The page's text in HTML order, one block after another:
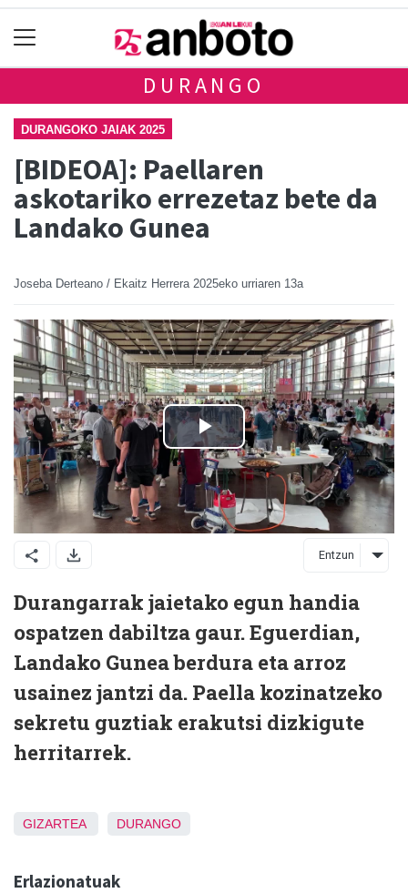
DURANGO
DURANGOKO JAIAK 2025
[BIDEOA]: Paellaren
askotariko errezetaz bete da
Landako Gunea
Joseba Derteano / Ekaitz Herrera 2025eko urriaren 13a
Entzun
Durangarrak jaietako egun handia
ospatzen dabiltza gaur. Eguerdian,
Landako Gunea berdura eta arroz
usainez jantzi da. Paella kozinatzeko
sekretu guztiak erakutsi dizkigute
herritarrek.
GIZARTEA DURANGO
Erlazionatuak